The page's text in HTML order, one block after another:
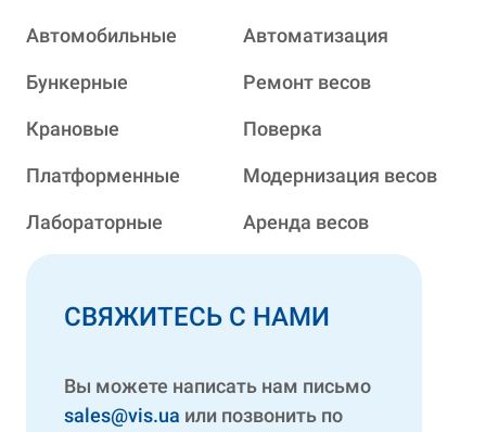
Автомобильные
Бункерные
Крановые
Платформенные
Лабораторные
Автоматизация
Ремонт весов
Поверка
Модернизация весов
Аренда весов
СВЯЖИТЕСЬ С НАМИ
Вы можете написать нам письмо
sales@vis.ua или позвонить по